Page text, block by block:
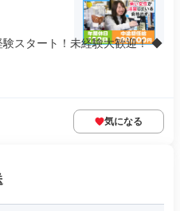
スタート！未経験大歓迎！ ◆
気になる